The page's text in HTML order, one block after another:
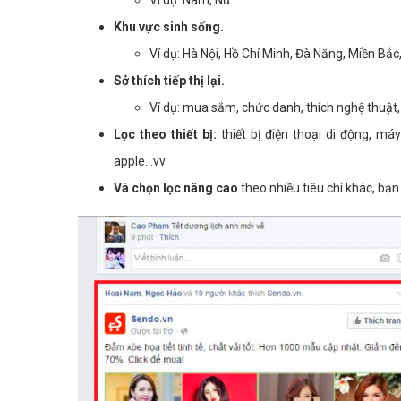
Khu vực sinh sống.
Ví dụ: Hà Nội, Hồ Chí Minh, Đà Năng, Miền
Sở thích tiếp thị lại.
Ví dụ: mua sắm, chức danh, thích nghệ
Lọc theo thiết bị: thiết bị điện thoại di động,
apple...vv
Và chọn lọc nâng cao theo nhiều tiêu chí khác,